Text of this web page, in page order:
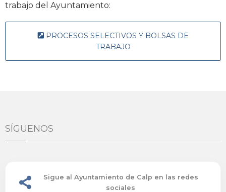
trabajo del Ayuntamiento:
PROCESOS SELECTIVOS Y BOLSAS DE
TRABAJO
SÍGUENOS
Sigue al Ayuntamiento de Calp en las redes
sociales